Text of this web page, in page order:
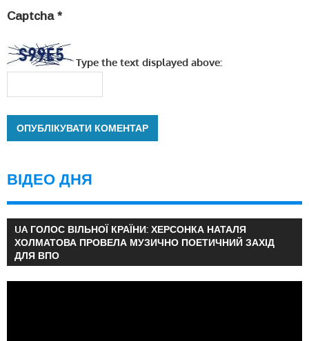
Captcha *
Type the text displayed above:
ВІДЕО ДНЯ
UA ГОЛОС ВІЛЬНОЇ КРАЇНИ: ХЕРСОНКА НАТАЛЯ
ХОЛМАТОВА ПРОВЕЛА МУЗИЧНО ПОЕТИЧНИЙ ЗАХІД
ДЛЯ ВПО